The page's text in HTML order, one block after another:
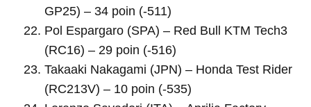
GP25) – 34 poin (-511)
Pol Espargaro (SPA) – Red Bull KTM Tech3
(RC16) – 29 poin (-516)
Takaaki Nakagami (JPN) – Honda Test Rider
(RC213V) – 10 poin (-535)